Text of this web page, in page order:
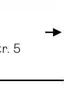
5